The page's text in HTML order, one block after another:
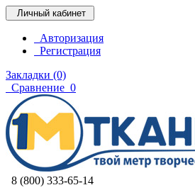
Личный кабинет
Авторизация
Регистрация
Закладки (0)
Сравнение 0
8 (800) 333-65-14